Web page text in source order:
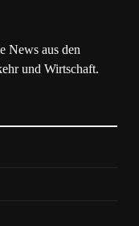
News aus den
und Wirtschaft.